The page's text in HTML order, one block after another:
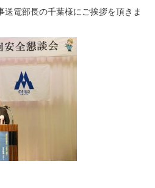
電部長の千葉様にご挨拶を頂きま